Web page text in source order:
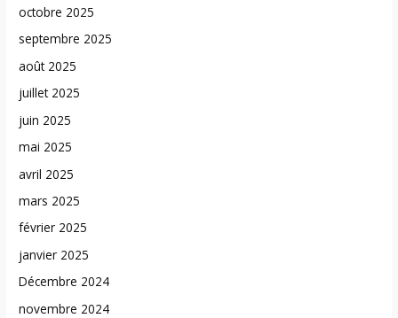
octobre 2025
septembre 2025
août 2025
juillet 2025
juin 2025
mai 2025
avril 2025
mars 2025
février 2025
janvier 2025
Décembre 2024
novembre 2024